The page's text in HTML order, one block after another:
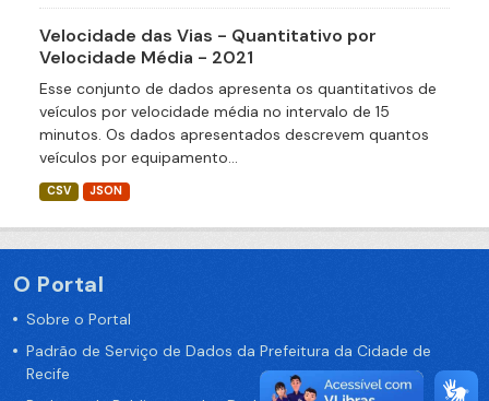
Velocidade das Vias - Quantitativo por
Velocidade Média - 2021
Esse conjunto de dados apresenta os quantitativos de
veículos por velocidade média no intervalo de 15
minutos. Os dados apresentados descrevem quantos
veículos por equipamento...
CSV JSON
O Portal
Sobre o Portal
Padrão de Serviço de Dados da Prefeitura da Cidade de
Recife